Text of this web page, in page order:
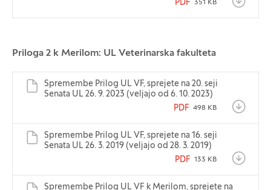
PDF 351 KB
Priloga 2 k Merilom: UL Veterinarska fakulteta
Spremembe Prilog UL VF, sprejete na 20. seji
Senata UL 26. 9. 2023 (veljajo od 6. 10. 2023)
PDF 498 KB
Spremembe Prilog UL VF, sprejete na 16. seji
Senata UL 26. 3. 2019 (veljajo od 28. 3. 2019)
PDF 133 KB
Spremembe Prilog UL VF k Merilom, sprejete na